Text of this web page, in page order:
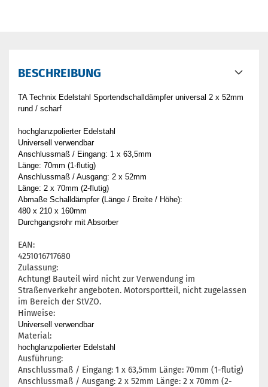
BESCHREIBUNG
TA Technix Edelstahl Sportendschalldämpfer universal 2 x 52mm
rund / scharf
hochglanzpolierter Edelstahl
Universell verwendbar
Anschlussmaß / Eingang: 1 x 63,5mm
Länge: 70mm (1-flutig)
Anschlussmaß / Ausgang: 2 x 52mm
Länge: 2 x 70mm (2-flutig)
Abmaße Schalldämpfer (Länge / Breite / Höhe):
480 x 210 x 160mm
Durchgangsrohr mit Absorber
EAN:
4251016717680
Zulassung:
Achtung! Bauteil wird nicht zur Verwendung im
Straßenverkehr angeboten. Motorsportteil, nicht zugelassen
im Bereich der StVZO.
Hinweise:
Universell verwendbar
Material:
hochglanzpolierter Edelstahl
Ausführung:
Anschlussmaß / Eingang: 1 x 63,5mm Länge: 70mm (1-flutig)
Anschlussmaß / Ausgang: 2 x 52mm Länge: 2 x 70mm (2-